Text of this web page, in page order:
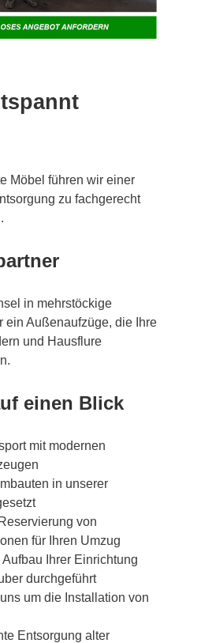
Möbel führen wir einer
zu fachgerecht
in mehrstöckige
ein Außenaufzüge, die Ihre
und Hausflure
einen Blick
mit modernen
in unserer
von
für Ihren Umzug
Aufbau Ihrer Einrichtung
durchgeführt
um die Installation von
Entsorgung alter